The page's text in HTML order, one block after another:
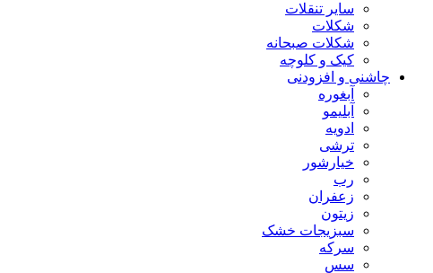
سایر تنقلات
شکلات
شکلات صبحانه
کیک و کلوچه
چاشنی و افزودنی
آبغوره
آبلیمو
ادویه
ترشی
خیارشور
رب
زعفران
زیتون
سبزیجات خشک
سرکه
سس